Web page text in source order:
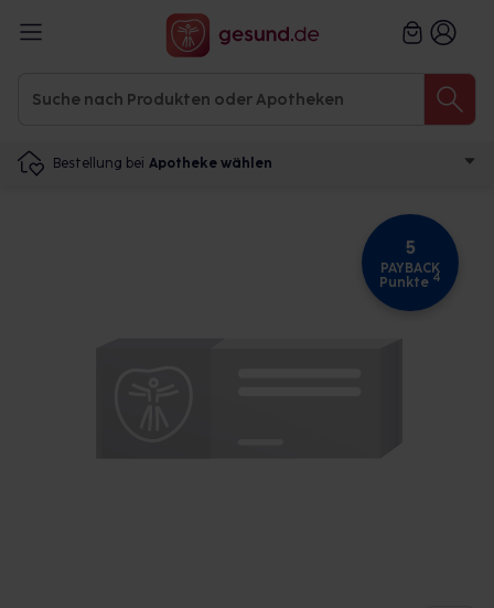
Bestellung bei Apotheke wählen
5
PAYBACK
Punkte 4